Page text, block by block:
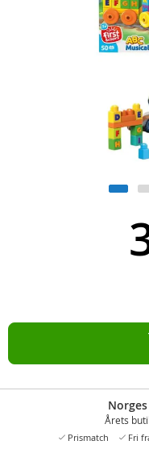
Årets
Prismatch Fri